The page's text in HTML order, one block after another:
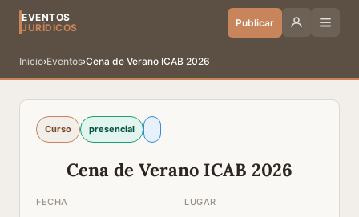
EVENTOS
JURÍDICOS
Publicar
Inicio›Eventos›Cena de Verano ICAB 2026
Curso presencial
Cena de Verano ICAB 2026
FECHA LUGAR